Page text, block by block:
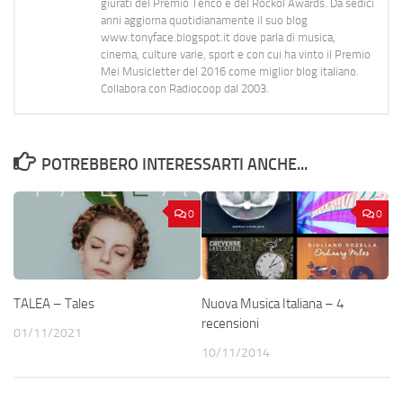
giurati del Premio Tenco e del Rockol Awards. Da sedici
anni aggiorna quotidianamente il suo blog
www.tonyface.blogspot.it dove parla di musica,
cinema, culture varie, sport e con cui ha vinto il Premio
Mei Musicletter del 2016 come miglior blog italiano.
Collabora con Radiocoop dal 2003.
POTREBBERO INTERESSARTI ANCHE...
0
TALEA – Tales
01/11/2021
0
Nuova Musica Italiana – 4
recensioni
10/11/2014